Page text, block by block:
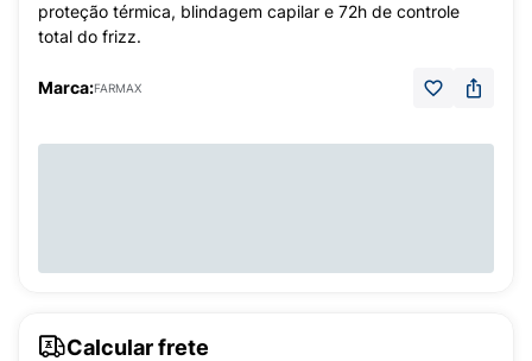
proteção térmica, blindagem capilar e 72h de controle
total do frizz.
Marca:FARMAX
Calcular frete